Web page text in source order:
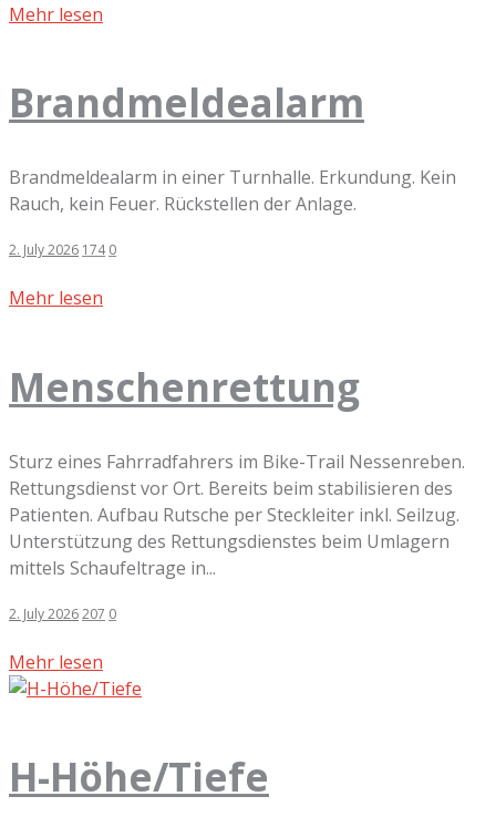
Mehr lesen
Brandmeldealarm
Brandmeldealarm in einer Turnhalle. Erkundung. Kein
Rauch, kein Feuer. Rückstellen der Anlage.
2. July 2026 174 0
Mehr lesen
Menschenrettung
Sturz eines Fahrradfahrers im Bike-Trail Nessenreben.
Rettungsdienst vor Ort. Bereits beim stabilisieren des
Patienten. Aufbau Rutsche per Steckleiter inkl. Seilzug.
Unterstützung des Rettungsdienstes beim Umlagern
mittels Schaufeltrage in...
2. July 2026207 0
Mehr lesen
H-Höhe/Tiefe